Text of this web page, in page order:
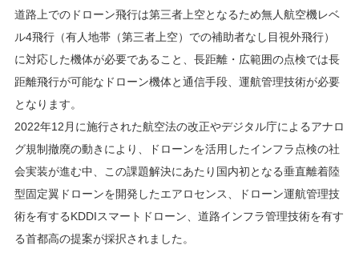
道路上でのドローン飛行は第三者上空となるため無人航空機レベ
ル4飛行（有人地帯（第三者上空）での補助者なし目視外飛行）
に対応した機体が必要であること、長距離・広範囲の点検では長
距離飛行が可能なドローン機体と通信手段、運航管理技術が必要
となります。
2022年12月に施行された航空法の改正やデジタル庁によるアナロ
グ規制撤廃の動きにより、ドローンを活用したインフラ点検の社
会実装が進む中、この課題解決にあたり国内初となる垂直離着陸
型固定翼ドローンを開発したエアロセンス、ドローン運航管理技
術を有するKDDIスマートドローン、道路インフラ管理技術を有す
る首都高の提案が採択されました。